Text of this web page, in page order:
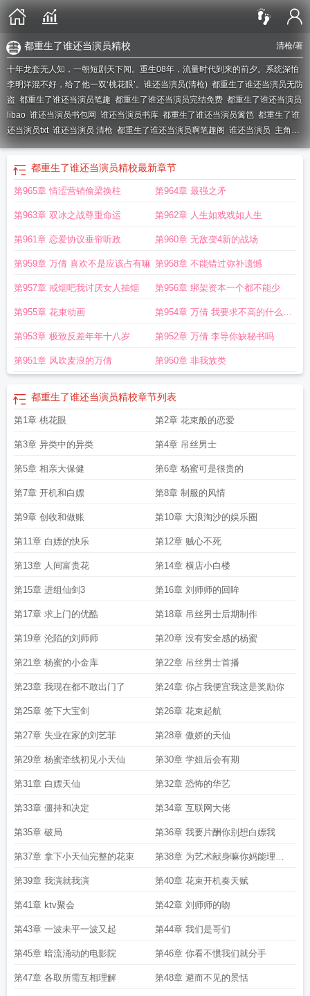
清枪/著
都重生了谁还当演员精校
十年龙套无人知，一朝短剧天下闻。重生08年，流量时代到来的前夕。系统深怕
李明洋混不好，给了他一双‘桃花眼’。 谁还当演员(清枪) 都重生了谁还当演员无防
盗 都重生了谁还当演员笔趣 都重生了谁还当演员完结免费 都重生了谁还当演员
libao 谁还当演员书包网 谁还当演员书库 都重生了谁还当演员篱笆 都重生了谁
还当演员txt 谁还当演员 清枪 都重生了谁还当演员啊笔趣阁 谁还当演员 主角都
重生了谁还当演员txt都重生了谁还当演员免费阅读都重生了谁还当演员啊洛
都重生了谁还当演员TXT谁还当演员 大鹏
生了谁还当演员 笔趣阁
了谁还当演员免费阅读全文谁还当演员(1-778)谁还当演员 雪茄是吃的
还当演员
谁还当演员笔趣阁都重生了谁还当演员清枪都重生了谁还当演员啊爱
睡的渡鸦都重生了谁还当演员啊清枪 谁还当演员啊谁还当演员 笔趣阁
枪谁还当演员篱笆好文学都重生了谁还当演员都重生了谁还当演员啊
演员 篱笆好文学都重生了谁还当演员精校谁还当演员最新章节全都重生了谁
都重生了谁还当演员精校最新章节
第965章 情涩营销偷梁换柱 第964章 最强之矛
第963章 双冰之战尊重命运 第962章 人生如戏戏如人生
第961章 恋爱协议垂帘听政 第960章 无敌变4新的战场
第959章 万倩 喜欢不是应该占有嘛 第958章 不能错过弥补遗憾
第957章 戒烟吧我讨厌女人抽烟 第956章 绑架资本一个都不能少
第955章 花束动画 第954章 万倩 我要求不高的什么都
可以
第953章 极致反差年年十八岁 第952章 万倩 李导你缺秘书吗
第951章 风吹麦浪的万倩 第950章 非我族类
都重生了谁还当演员精校章节列表
第1章 桃花眼 第2章 花束般的恋爱
第3章 异类中的异类 第4章 吊丝男士
第5章 相亲大保健 第6章 杨蜜可是很贵的
第7章 开机和白嫖 第8章 制服的风情
第9章 创收和做账 第10章 大浪淘沙的娱乐圈
第11章 白嫖的快乐 第12章 贼心不死
第13章 人间富贵花 第14章 横店小白楼
第15章 进组仙剑3 第16章 刘师师的回眸
第17章 求上门的优酷 第18章 吊丝男士后期制作
第19章 沦陷的刘师师 第20章 没有安全感的杨蜜
第21章 杨蜜的小金库 第22章 吊丝男士首播
第23章 我现在都不敢出门了 第24章 你占我便宜我这是奖励你
第25章 签下大宝剑 第26章 花束起航
第27章 失业在家的刘艺菲 第28章 傲娇的天仙
第29章 杨蜜牵线初见小天仙 第30章 学姐后会有期
第31章 白嫖天仙 第32章 恐怖的华艺
第33章 僵持和决定 第34章 互联网大佬
第35章 破局 第36章 我要片酬你别想白嫖我
第37章 拿下小天仙完整的花束 第38章 为艺术献身嘛你妈能理解
的
第39章 我演就我演 第40章 花束开机奏天赋
第41章 ktv聚会 第42章 刘师师的吻
第43章 一波未平一波又起 第44章 我们是哥们
第45章 暗流涌动的电影院 第46章 你看不惯我们就分手
第47章 各取所需互相理解 第48章 避而不见的景恬